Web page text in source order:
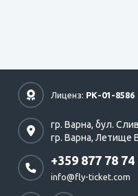
Лиценз: РК-01-8586
гр. Варна, бул.
гр. Варна, Летище
+359 877 78 74
info@fly-ticket.com